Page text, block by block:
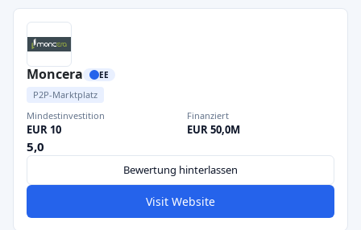
Moncera EE
P2P-Marktplatz
Mindestinvestition
EUR 10
Finanziert
EUR 50,0M
5,0
Bewertung hinterlassen
Visit Website